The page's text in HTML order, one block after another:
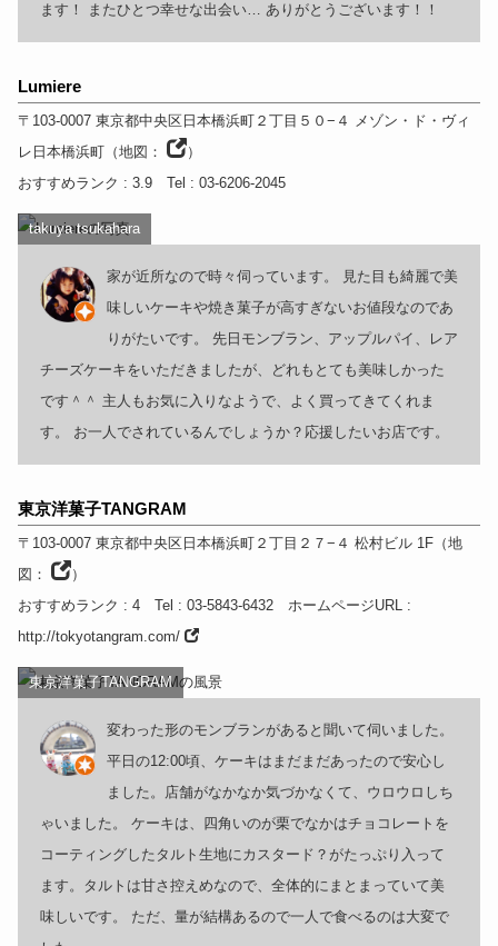
ます！ またひとつ幸せな出会い… ありがとうございます！！
Lumiere
〒103-0007 東京都中央区日本橋浜町２丁目５０−４ メゾン・ド・ヴィ
レ日本橋浜町（地図：
）
おすすめランク : 3.9 Tel : 03-6206-2045
takuya tsukahara
家が近所なので時々伺っています。 見た目も綺麗で美
味しいケーキや焼き菓子が高すぎないお値段なのであ
りがたいです。 先日モンブラン、アップルパイ、レア
チーズケーキをいただきましたが、どれもとても美味しかった
です＾＾ 主人もお気に入りなようで、よく買ってきてくれま
す。 お一人でされているんでしょうか？応援したいお店です。
東京洋菓子TANGRAM
〒103-0007 東京都中央区日本橋浜町２丁目２７−４ 松村ビル 1F（地
図：
）
おすすめランク : 4 Tel : 03-5843-6432 ホームページURL:
http://tokyotangram.com/
東京洋菓子TANGRAM
変わった形のモンブランがあると聞いて伺いました。
平日の12:00頃、ケーキはまだまだあったので安心し
ました。店舗がなかなか気づかなくて、ウロウロしち
ゃいました。 ケーキは、四角いのが栗でなかはチョコレートを
コーティングしたタルト生地にカスタード？がたっぷり入って
ます。タルトは甘さ控えめなので、全体的にまとまっていて美
味しいです。 ただ、量が結構あるので一人で食べるのは大変で